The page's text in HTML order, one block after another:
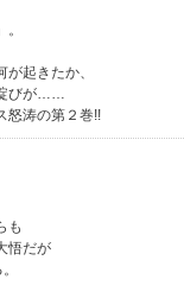
起きたか、
びが……
怒涛の第２巻!!
も
悟だが